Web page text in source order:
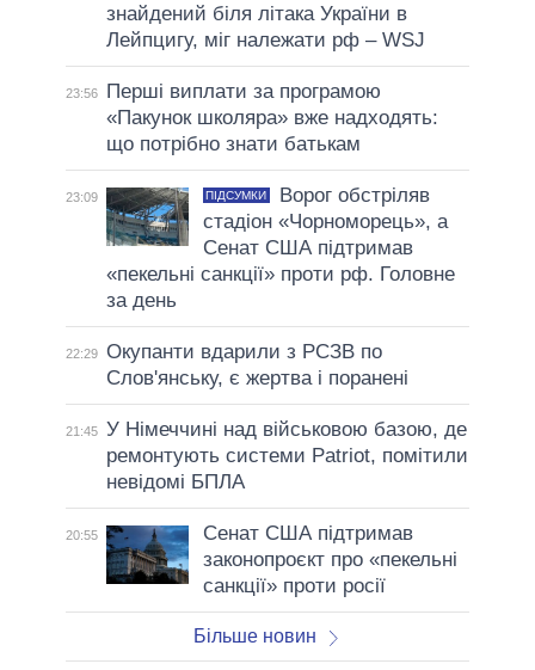
знайдений біля літака України в
Лейпцигу, міг належати рф – WSJ
23:56
Перші виплати за програмою
«Пакунок школяра» вже надходять:
що потрібно знати батькам
23:09 ПІДСУМКИ
Ворог обстріляв
стадіон «Чорноморець», а
Сенат США підтримав
«пекельні санкції» проти рф. Головне
за день
22:29 Окупанти вдарили з РСЗВ по
Слов'янську, є жертва і поранені
21:45 У Німеччині над військовою базою, де
ремонтують системи Patriot, помітили
невідомі БПЛА
20:55
Сенат США підтримав
законопроєкт про «пекельні
санкції» проти росії
Більше новин